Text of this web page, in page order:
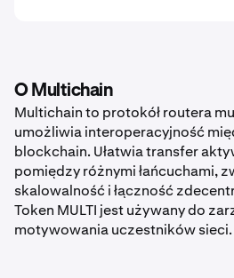
O Multichain
Multichain to protokół routera
umożliwia interoperacyjność
blockchain. Ułatwia transfer
pomiędzy różnymi łańcuchami,
skalowalność i łączność
Token MULTI jest używany do
motywowania uczestników sieci.